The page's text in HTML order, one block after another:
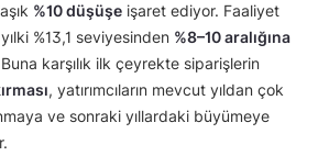
%10 düşüşe işaret ediyor. Faaliyet
%13,1 seviyesinden %8–10 aralığına
karşılık ilk çeyrekte siparişlerin
, yatırımcıların mevcut yıldan çok
ve sonraki yıllardaki büyümeye